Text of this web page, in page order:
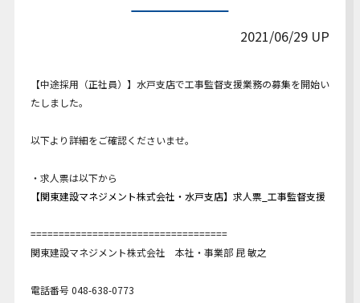
2021/06/29 UP
【中途採用（正社員）】水戸支店で工事監督支援業務の募集を開始い
たしました。
以下より詳細をご確認くださいませ。
・求人票は以下から
【関東建設マネジメント株式会社・水戸支店】求人票_工事監督支援
===================================
関東建設マネジメント株式会社 本社・事業部 昆 敏之
電話番号 048-638-0773